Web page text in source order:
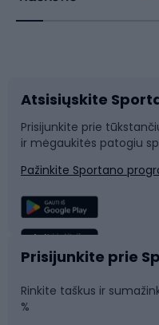
Dviračių dalys
Laipiojimas
Žvejyba
Sportinė medicina
Rogutės ir
Snieglenčių sportas
Plaukimas
Komandinis
Atsisiųskite
Prisijunkite prie
ir mėgaukitės patogiu
Pažinkite Sportano
Prisijunkite prie
Rinkite taškus ir
%